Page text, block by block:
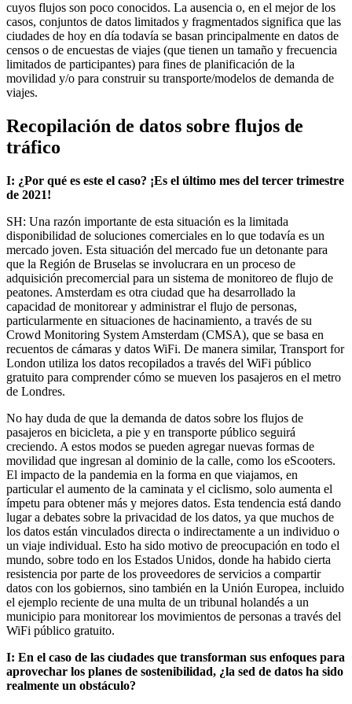
cuyos flujos son poco conocidos. La ausencia o, en el mejor de los
casos, conjuntos de datos limitados y fragmentados significa que las
ciudades de hoy en día todavía se basan principalmente en datos de
censos o de encuestas de viajes (que tienen un tamaño y frecuencia
limitados de participantes) para fines de planificación de la
movilidad y/o para construir su transporte/modelos de demanda de
viajes.
Recopilación de datos sobre flujos de
tráfico
I: ¿Por qué es este el caso? ¡Es el último mes del tercer trimestre
de 2021!
SH: Una razón importante de esta situación es la limitada
disponibilidad de soluciones comerciales en lo que todavía es un
mercado joven. Esta situación del mercado fue un detonante para
que la Región de Bruselas se involucrara en un proceso de
adquisición precomercial para un sistema de monitoreo de flujo de
peatones. Amsterdam es otra ciudad que ha desarrollado la
capacidad de monitorear y administrar el flujo de personas,
particularmente en situaciones de hacinamiento, a través de su
Crowd Monitoring System Amsterdam (CMSA), que se basa en
recuentos de cámaras y datos WiFi. De manera similar, Transport for
London utiliza los datos recopilados a través del WiFi público
gratuito para comprender cómo se mueven los pasajeros en el metro
de Londres.
No hay duda de que la demanda de datos sobre los flujos de
pasajeros en bicicleta, a pie y en transporte público seguirá
creciendo. A estos modos se pueden agregar nuevas formas de
movilidad que ingresan al dominio de la calle, como los eScooters.
El impacto de la pandemia en la forma en que viajamos, en
particular el aumento de la caminata y el ciclismo, solo aumenta el
ímpetu para obtener más y mejores datos. Esta tendencia está dando
lugar a debates sobre la privacidad de los datos, ya que muchos de
los datos están vinculados directa o indirectamente a un individuo o
un viaje individual. Esto ha sido motivo de preocupación en todo el
mundo, sobre todo en los Estados Unidos, donde ha habido cierta
resistencia por parte de los proveedores de servicios a compartir
datos con los gobiernos, sino también en la Unión Europea, incluido
el ejemplo reciente de una multa de un tribunal holandés a un
municipio para monitorear los movimientos de personas a través del
WiFi público gratuito.
I: En el caso de las ciudades que transforman sus enfoques para
aprovechar los planes de sostenibilidad, ¿la sed de datos ha sido
realmente un obstáculo?